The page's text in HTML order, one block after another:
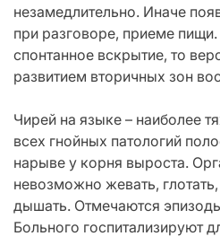
незамедлительно. Иначе
при разговоре, приеме
спонтанное вскрытие, то
развитием вторичных зон
Чирей на языке – наиболее
всех гнойных патологий
нарыве у корня выроста.
невозможно жевать,
дышать. Отмечаются
Больного госпитализируют